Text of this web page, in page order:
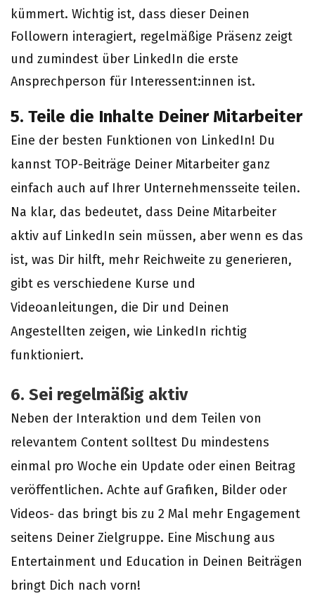
kümmert. Wichtig ist, dass dieser Deinen
Followern interagiert, regelmäßige Präsenz zeigt
und zumindest über LinkedIn die erste
Ansprechperson für Interessent:innen ist.
5. Teile die Inhalte Deiner Mitarbeiter
Eine der besten Funktionen von LinkedIn! Du
kannst TOP-Beiträge Deiner Mitarbeiter ganz
einfach auch auf Ihrer Unternehmensseite teilen.
Na klar, das bedeutet, dass Deine Mitarbeiter
aktiv auf LinkedIn sein müssen, aber wenn es das
ist, was Dir hilft, mehr Reichweite zu generieren,
gibt es verschiedene Kurse und
Videoanleitungen, die Dir und Deinen
Angestellten zeigen, wie LinkedIn richtig
funktioniert.
6. Sei regelmäßig aktiv
Neben der Interaktion und dem Teilen von
relevantem Content solltest Du mindestens
einmal pro Woche ein Update oder einen Beitrag
veröffentlichen. Achte auf Grafiken, Bilder oder
Videos- das bringt bis zu 2 Mal mehr Engagement
seitens Deiner Zielgruppe. Eine Mischung aus
Entertainment und Education in Deinen Beiträgen
bringt Dich nach vorn!